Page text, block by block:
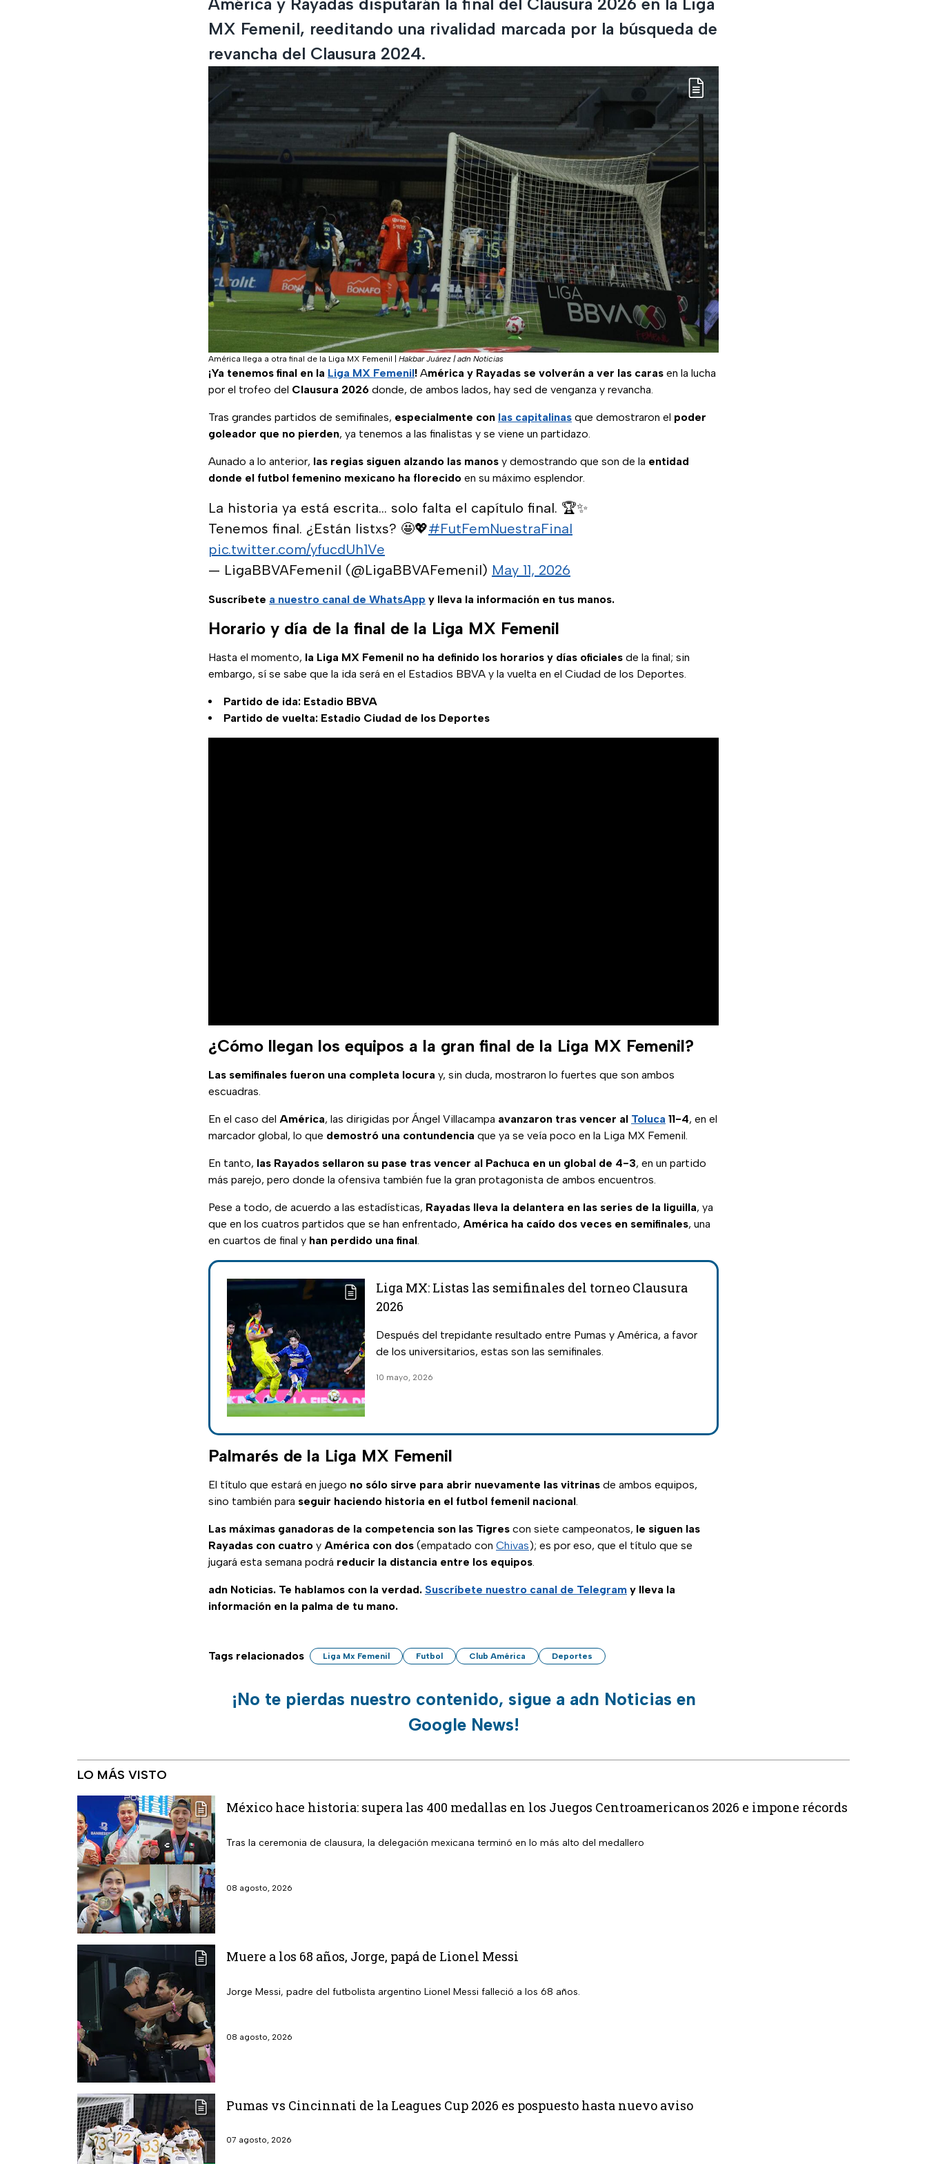
MX Femenil, reeditando una rivalidad marcada por la búsqueda de
revancha del Clausura 2024.
América llega a otra final de la Liga MX Femenil Hakbar Juárez | adn Noticias
¡Ya tenemos final en la Liga MX Femenil! América y Rayadas se volverán a ver las caras en la lucha
por el trofeo del Clausura 2026 donde, de ambos lados, hay sed de venganza y revancha.
Tras grandes partidos de semifinales, especialmente con las capitalinas que demostraron el poder
goleador que no pierden, ya tenemos a las finalistas y se viene un partidazo.
Aunado a lo anterior, las regias siguen alzando las manos y demostrando que son de la entidad
donde el futbol femenino mexicano ha florecido en su máximo esplendor.
La historia ya está escrita… solo falta el capítulo final. 🏆✨
Tenemos final. ¿Están listxs? 🤩💖#FutFemNuestraFinal
pic.twitter.com/yfucdUh1Ve
— LigaBBVAFemenil (@LigaBBVAFemenil) May 11, 2026
Suscríbete a nuestro canal de WhatsApp y lleva la información en tus manos.
Horario y día de la final de la Liga MX Femenil
Hasta el momento, la Liga MX Femenil no ha definido los horarios y días oficiales de la final; sin
embargo, sí se sabe que la ida será en el Estadios BBVA y la vuelta en el Ciudad de los Deportes.
Partido de ida: Estadio BBVA
Partido de vuelta: Estadio Ciudad de los Deportes
¿Cómo llegan los equipos a la gran final de la Liga MX Femenil?
Las semifinales fueron una completa locura y, sin duda, mostraron lo fuertes que son ambos
escuadras.
En el caso del América, las dirigidas por Ángel Villacampa avanzaron tras vencer al Toluca 11-4, en el
marcador global, lo que demostró una contundencia que ya se veía poco en la Liga MX Femenil.
En tanto, las Rayados sellaron su pase tras vencer al Pachuca en un global de 4-3, en un partido
más parejo, pero donde la ofensiva también fue la gran protagonista de ambos encuentros.
Pese a todo, de acuerdo a las estadísticas, Rayadas lleva la delantera en las series de la liguilla, ya
que en los cuatros partidos que se han enfrentado, América ha caído dos veces en semifinales, una
en cuartos de final y han perdido una final
Liga MX: Listas las semifinales del torneo Clausura
2026
Después del trepidante resultado entre Pumas y América, a favor
de los universitarios, estas son las semifinales.
10 mayo, 2026
Palmarés de la Liga MX Femenil
El título que estará en juego no sólo sirve para abrir nuevamente las vitrinas de ambos equipos,
sino también para seguir haciendo historia en el futbol femenil nacional
Las máximas ganadoras de la competencia son las Tigres con siete campeonatos, le siguen las
Rayadas con cuatro y América con dos (empatado con Chivas); es por eso, que el título que se
jugará esta semana podrá reducir la distancia entre los equipos
adn Noticias. Te hablamos con la verdad. Suscríbete nuestro canal de Telegram y lleva la
información en la palma de tu mano.
Tags relacionados Liga Mx Femenil Futbol Club América Deportes
¡No te pierdas nuestro contenido, sigue a adn Noticias en
Google News!
LO MÁS VISTO
México hace historia: supera las 400 medallas en los Juegos Centroamericanos 2026 e impone récords
Tras la ceremonia de clausura, la delegación mexicana terminó en lo más alto del medallero
08 agosto, 2026
Muere a los 68 años, Jorge, papá de Lionel Messi
Jorge Messi, padre del futbolista argentino Lionel Messi falleció a los 68 años.
08 agosto, 2026
Pumas vs Cincinnati de la Leagues Cup 2026 es pospuesto hasta nuevo aviso
07 agosto, 2026